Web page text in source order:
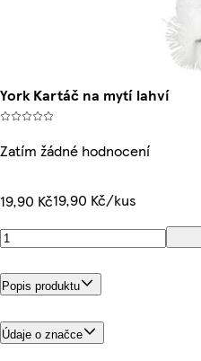
York Kartáč na mytí lahví
Zatím žádné hodnocení
19,90 Kč19,90 Kč/kus
Popis produktu
Údaje o značce